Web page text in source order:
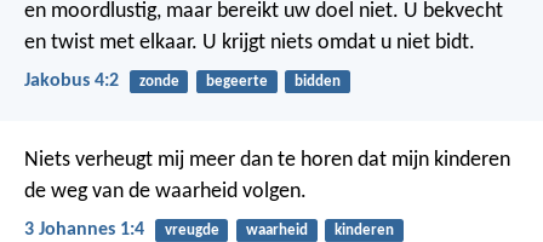
en moordlustig, maar bereikt uw doel niet. U bekvecht
en twist met elkaar. U krijgt niets omdat u niet bidt.
Jakobus 4:2 zonde begeerte bidden
Niets verheugt mij meer dan te horen dat mijn kinderen
de weg van de waarheid volgen.
3 Johannes 1:4 vreugde waarheid kinderen